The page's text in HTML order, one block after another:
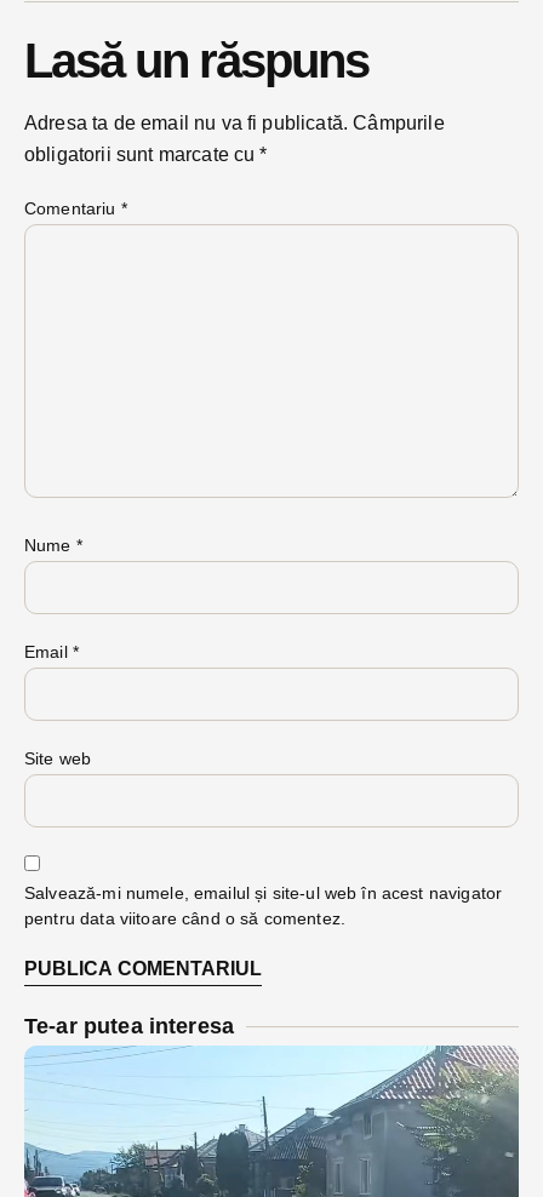
Lasă un răspuns
Adresa ta de email nu va fi publicată. Câmpurile
obligatorii sunt marcate cu*
Comentariu *
Nume *
Email *
Site web
Salvează-mi numele, emailul și site-ul web în acest navigator
pentru data viitoare când o să comentez.
Te-ar putea interesa